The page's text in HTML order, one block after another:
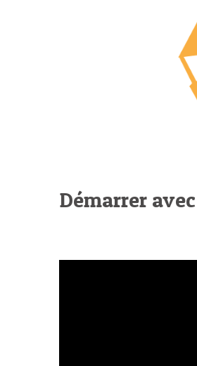
Démarrer